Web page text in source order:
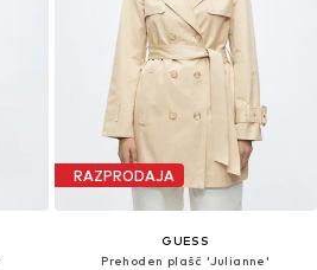
RAZPRODAJA
GUESS
Prehoden plašč 'Julianne'